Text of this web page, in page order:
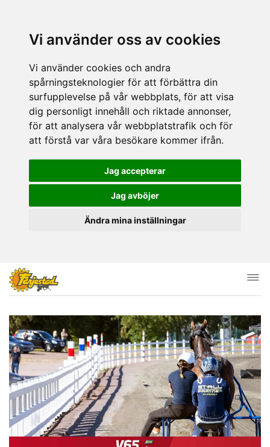
Vi använder oss av cookies
Vi använder cookies och andra
spårningsteknologier för att förbättra din
surfupplevelse på vår webbplats, för att visa
dig personligt innehåll och riktade annonser,
för att analysera vår webbplatstrafik och för
att förstå var våra besökare kommer ifrån.
Jag accepterar
Jag avböjer
Ändra mina inställningar